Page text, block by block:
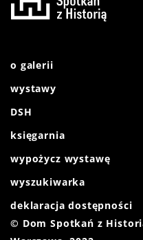
o galerii
wystawy
DSH
księgarnia
wypożycz wystawę
wyszukiwarka
deklaracja dostępności
© Dom Spotkań z